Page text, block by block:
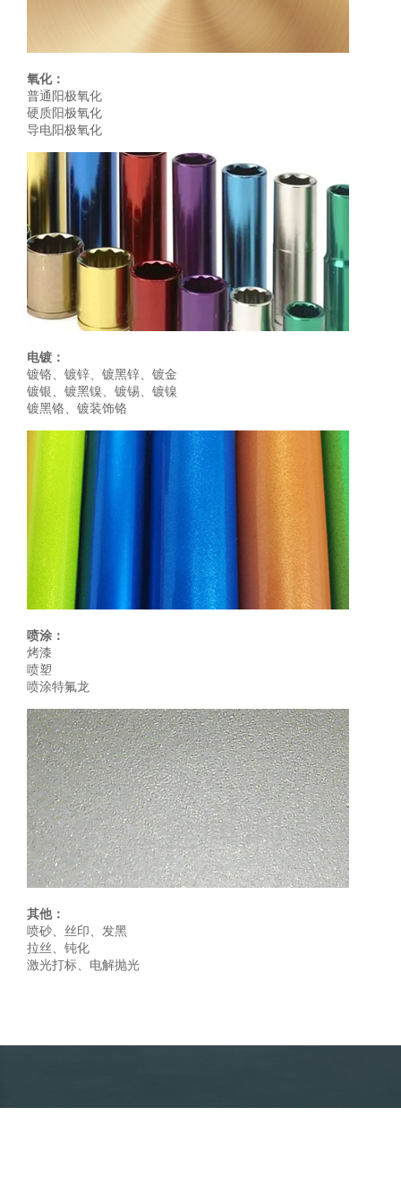
氧化：
普通阳极氧化
硬质阳极氧化
导电阳极氧化
电镀：
镀铬、镀锌、镀黑锌、镀金
镀银、镀黑镍、镀锡、镀镍
镀黑铬、镀装饰铬
喷涂：
烤漆
喷塑
喷涂特氟龙
其他：
喷砂、丝印、发黑
拉丝、钝化
激光打标、电解抛光